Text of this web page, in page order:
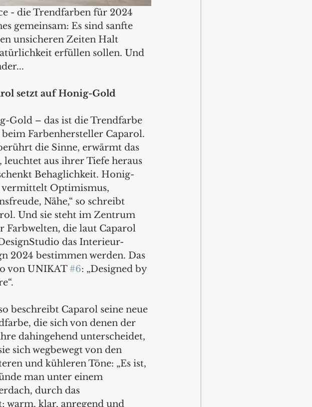
- die Trendfarben für 2024
gemeinsam: Es sind sanfte
unsicheren Zeiten Halt
erfüllen sollen. Und
setzt auf Honig-Gold
Gold – das ist die Trendfarbe
beim Farbenhersteller Caparol.
die Sinne, erwärmt das
leuchtet aus ihrer Tiefe heraus
Behaglichkeit. Honig-
vermittelt Optimismus,
Nähe,“ so schreibt
Und sie steht im Zentrum
Farbwelten, die laut Caparol
das Interieur-
2024 bestimmen werden. Das
von UNIKAT #6: „Designed by
beschreibt Caparol seine neue
die sich von denen der
dahingehend unterscheidet,
sich wegbewegt von den
und kühleren Töne: „Es ist,
man unter einem
durch das
warm, klar, anregend und